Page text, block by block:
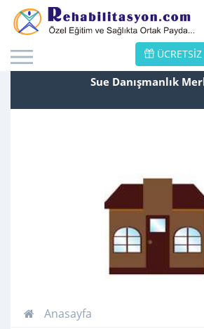
Sue Danışmanlık
Anasayfa